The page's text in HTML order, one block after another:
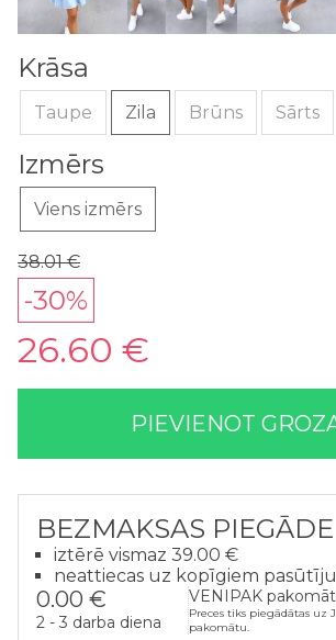
38.01 €
-30%
26.60 €
Krāsa
Taupe Zila Brūns Sārts
Izmērs
Viens izmērs
PIEVIENOT
BEZMAKSAS PIEGĀDE
iztērē vismaz 39.00 €
neattiecas uz kopīgiem
0.00 €
2 - 3 darba diena
VENIPAK
Preces tiks piegādātas uz
pakomātu.